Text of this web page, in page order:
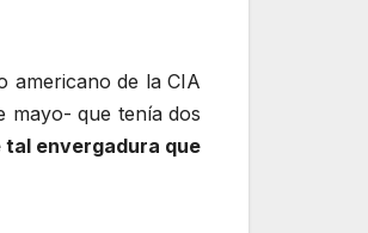
americano de la CIA
mayo- que tenía dos
tal envergadura que